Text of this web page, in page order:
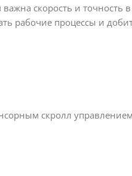
скорость и
рабочие процессы и
скролл